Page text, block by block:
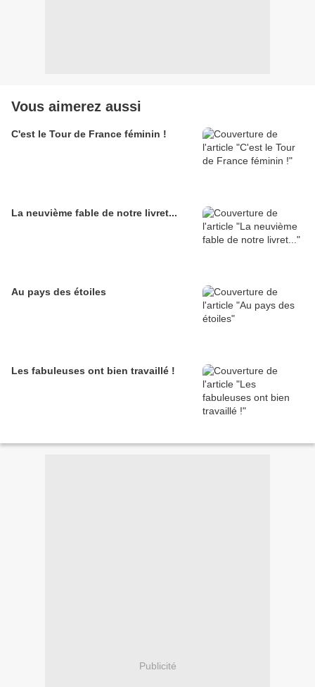
Vous aimerez aussi
C'est le Tour de France féminin !
La neuvième fable de notre livret...
Au pays des étoiles
Les fabuleuses ont bien travaillé !
Publicité